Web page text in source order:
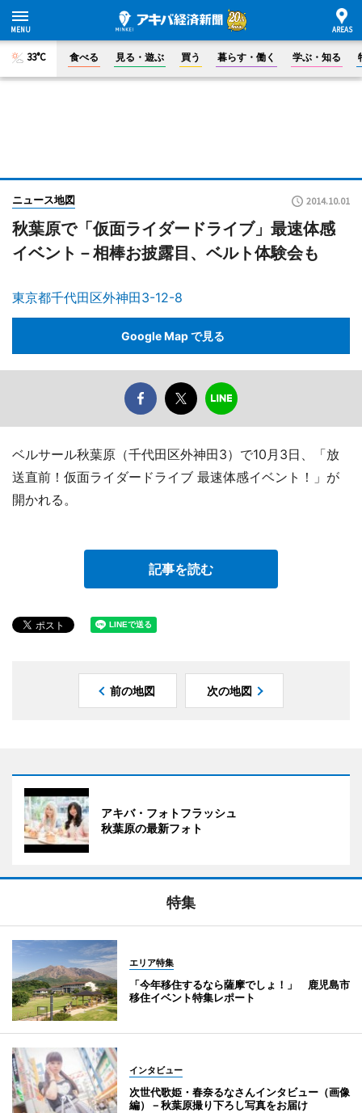
33°C 食べる 見る・遊ぶ 買う 暮らす・働く 学ぶ・知る
ニュース地図 2014.10.01
秋葉原で「仮面ライダードライブ」最速体感
イベント－相棒お披露目、ベルト体験会も
東京都千代田区外神田3-12-8
Google Map で見る
ベルサール秋葉原（千代田区外神田3）で10月3日、「放
送直前！仮面ライダードライブ 最速体感イベント！」が
開かれる。
記事を読む
前の地図 次の地図
アキバ・フォトフラッシュ
秋葉原の最新フォト
特集
エリア特集
「今年移住するなら薩摩でしょ！」 鹿児島市
移住イベント特集レポート
インタビュー
次世代歌姫・春奈るなさんインタビュー（画像
編）－秋葉原撮り下ろし写真をお届け